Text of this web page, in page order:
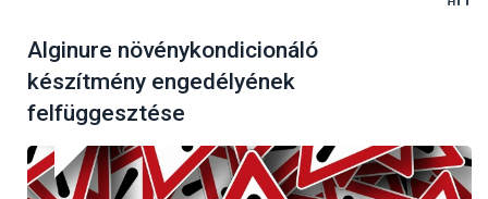
Alginure növénykondicionáló
készítmény engedélyének
felfüggesztése